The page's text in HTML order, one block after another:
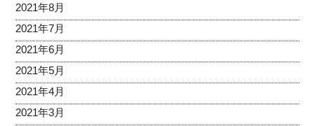
2021年8月
2021年7月
2021年6月
2021年5月
2021年4月
2021年3月